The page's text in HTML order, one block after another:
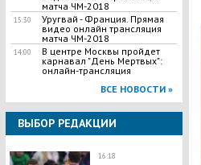
матча ЧМ-2018
15:30
Уругвай - Франция. Прямая
видео онлайн трансляция
матча ЧМ-2018
14:00
В центре Москвы пройдет
карнавал "День Мертвых":
онлайн-трансляция
ВСЕ НОВОСТИ »
ВЫБОР РЕДАКЦИИ
16:18